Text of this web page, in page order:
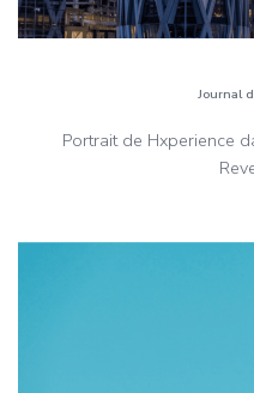
Journal
Portrait de Hxperience